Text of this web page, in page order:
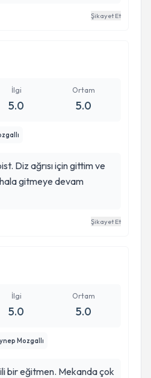
Şikayet Et
İlgi
5.0
Ortam
5.0
Diz ağrısı için gittim ve
gitmeye devam
Şikayet Et
İlgi
5.0
Ortam
5.0
Mozgallı
bir eğitmen. Mekanda çok